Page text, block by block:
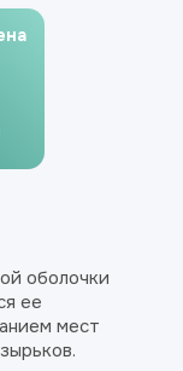
оболочки
ее
мест